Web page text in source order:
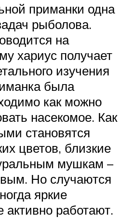
приманки одна
рыболова.
на
хариус получает
изучения
была
как можно
насекомое. Как
становятся
цветов, близкие
мушкам –
Но случаются
яркие
работают.